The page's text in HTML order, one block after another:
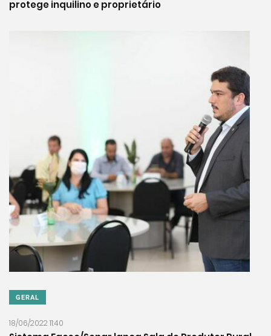
protege inquilino e proprietário
GERAL
18/06/2022 11:40